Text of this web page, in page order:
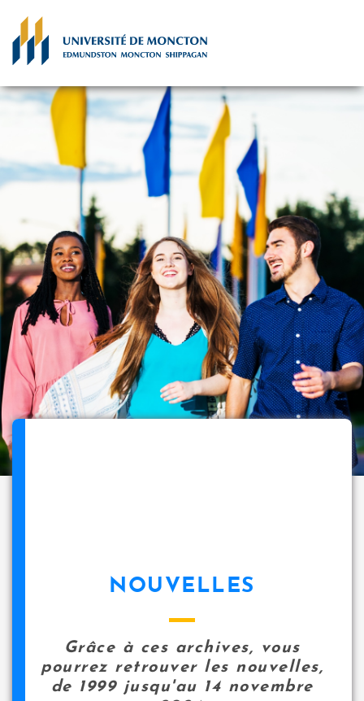
NOUVELLES
Grâce à ces archives, vous
pourrez retrouver les nouvelles,
de 1999 jusqu'au 14 novembre